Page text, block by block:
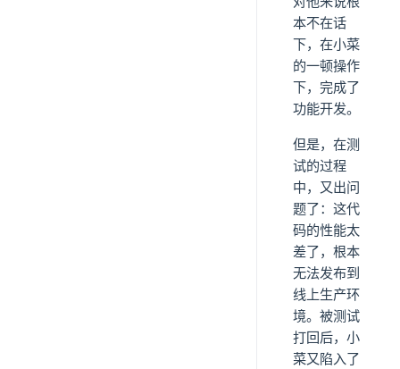
本不在话
下，在小菜
的一顿操作
下，完成了
功能开发。
但是，在测
试的过程
中，又出问
题了：这代
码的性能太
差了，根本
无法发布到
线上生产环
境。被测试
打回后，小
菜又陷入了